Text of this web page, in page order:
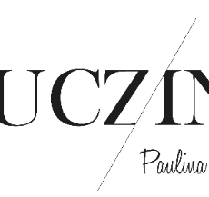
byKapuczina in